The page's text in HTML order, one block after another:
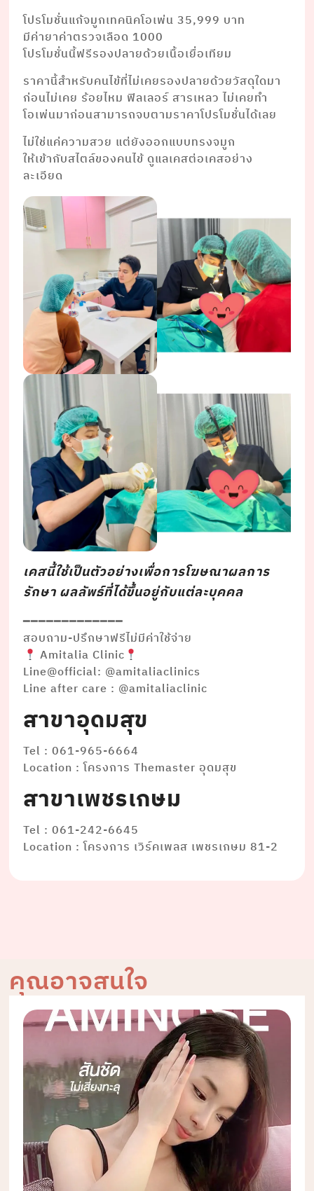
โปรโมชั่นแก้จมูกเทคนิคโอเพ่น 35,999 บาท
มีค่ายาค่าตรวจเลือด 1000
โปรโมชั่นนี้ฟรีรองปลายด้วยเนื้อเยื่อเทียม
ราคานี้สำหรับคนไข้ที่ไม่เคยรองปลายด้วยวัสดุใดมา
ก่อนไม่เคย ร้อยไหม ฟิลเลอร์ สารเหลว ไม่เคยทำ
โอเพ่นมาก่อนสามารถจบตามราคาโปรโมชั่นได้เลย
ไม่ใช่แค่ความสวย แต่ยังออกแบบทรงจมูก
ให้เข้ากับสไตล์ของคนไข้ ดูแลเคสต่อเคสอย่าง
ละเอียด
เคสนี้ใช้เป็นตัวอย่างเพื่อการโฆษณาผลการ
รักษา ผลลัพธ์ที่ได้ขึ้นอยู่กับแต่ละบุคคล
━━━━━━━━━━━━━
สอบถาม-ปรึกษาฟรีไม่มีค่าใช้จ่าย
Amitalia Clinic
Line@official: @amitaliaclinics
Line after care : @amitaliaclinic
สาขาอุดมสุข
Tel : 061-965-6664
Location : โครงการ Themaster อุดมสุข
สาขาเพชรเกษม
Tel : 061-242-6645
Location : โครงการ เวิร์คเพลส เพชรเกษม 81-2
คุณอาจสนใจ